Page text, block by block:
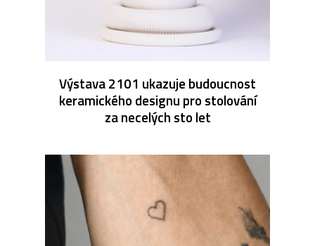
Výstava 2101 ukazuje budoucnost
keramického designu pro stolování
za necelých sto let